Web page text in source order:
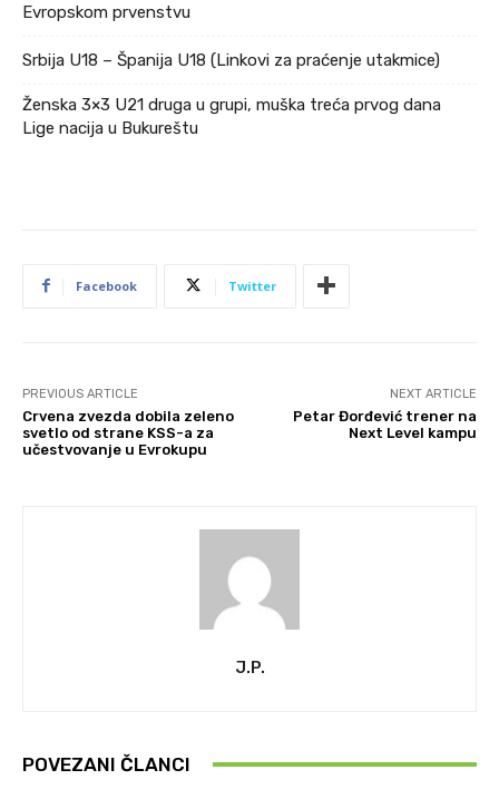
Evropskom prvenstvu
Srbija U18 – Španija U18 (Linkovi za praćenje utakmice)
Ženska 3×3 U21 druga u grupi, muška treća prvog dana
Lige nacija u Bukureštu
Facebook Twitter
PREVIOUS ARTICLE
Crvena zvezda dobila zeleno
svetlo od strane KSS-a za
učestvovanje u Evrokupu
NEXT ARTICLE
Petar Đorđević trener na
Next Level kampu
J.P.
POVEZANI ČLANCI